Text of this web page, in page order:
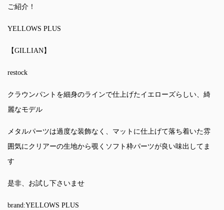
ご紹介！
YELLOWS PLUS
【GILLIAN】
restock
クラウンパントを細身のラインで仕上げたイエローズらしい、綺
麗なモデル
メタルパーツは過度な装飾なく、マットに仕上げて落ち着いた雰
囲気にクリアーの生地から覗くソフト枠パーツが良い味出してま
す
是非、お試し下さいませ
brand:YELLOWS PLUS